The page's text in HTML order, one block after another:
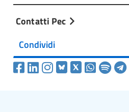
Contatti Pec
Condividi